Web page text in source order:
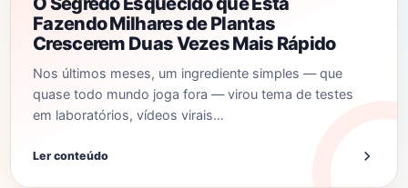
Fazendo Milhares de Plantas
Crescerem Duas Vezes Mais Rápido
Nos últimos meses, um ingrediente simples — que
quase todo mundo joga fora — virou tema de testes
em laboratórios, vídeos virais…
Ler conteúdo